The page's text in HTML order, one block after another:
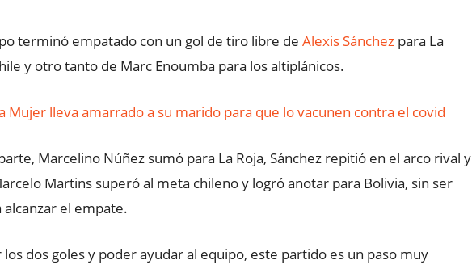
terminó empatado con un gol de tiro libre de Alexis Sánchez para La
y otro tanto de Marc Enoumba para los altiplánicos.
Mujer lleva amarrado a su marido para que lo vacunen contra el covid
Marcelino Núñez sumó para La Roja, Sánchez repitió en el arco rival y
Martins superó al meta chileno y logró anotar para Bolivia, sin ser
el empate.
los dos goles y poder ayudar al equipo, este partido es un paso muy